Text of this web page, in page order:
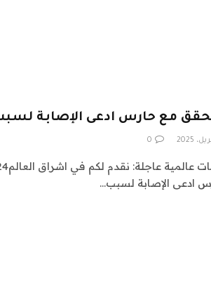
يحقق مع حارس ادعى الإصابة
0
ادعى الإصابة لسبب…